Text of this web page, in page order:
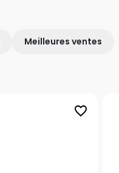
Meilleures ventes
favorite_border